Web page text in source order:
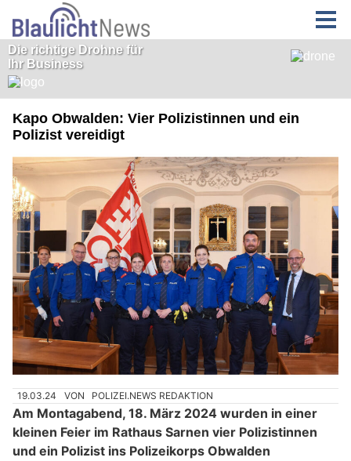
Kapo Obwalden: Vier Polizistinnen und ein
Polizist vereidigt
19.03.24 VON POLIZEI.NEWS REDAKTION
Am Montagabend, 18. März 2024 wurden in einer
kleinen Feier im Rathaus Sarnen vier Polizistinnen
und ein Polizist ins Polizeikorps Obwalden